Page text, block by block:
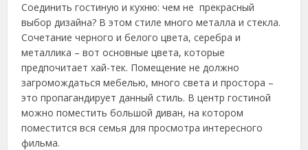
Соединить гостиную и кухню: чем не прекрасный
выбор дизайна? В этом стиле много металла и стекла.
Сочетание черного и белого цвета, серебра и
металлика – вот основные цвета, которые
предпочитает хай-тек. Помещение не должно
загромождаться мебелью, много света и простора –
это пропагандирует данный стиль. В центр гостиной
можно поместить большой диван, на котором
поместится вся семья для просмотра интересного
фильма.